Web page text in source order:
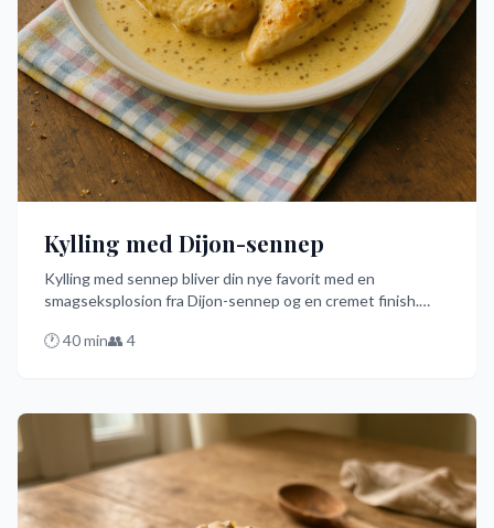
Kylling med Dijon-sennep
Kylling med sennep bliver din nye favorit med en
smagseksplosion fra Dijon-sennep og en cremet finish.
i munden, perfekt til en travl hverdag. Prøv denne franske
🕐40min👥 4